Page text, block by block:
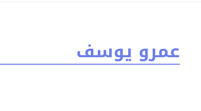
عمرو يوسف